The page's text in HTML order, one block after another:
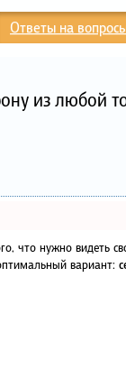
Ответы на
из любой
что нужно видеть
вариант: